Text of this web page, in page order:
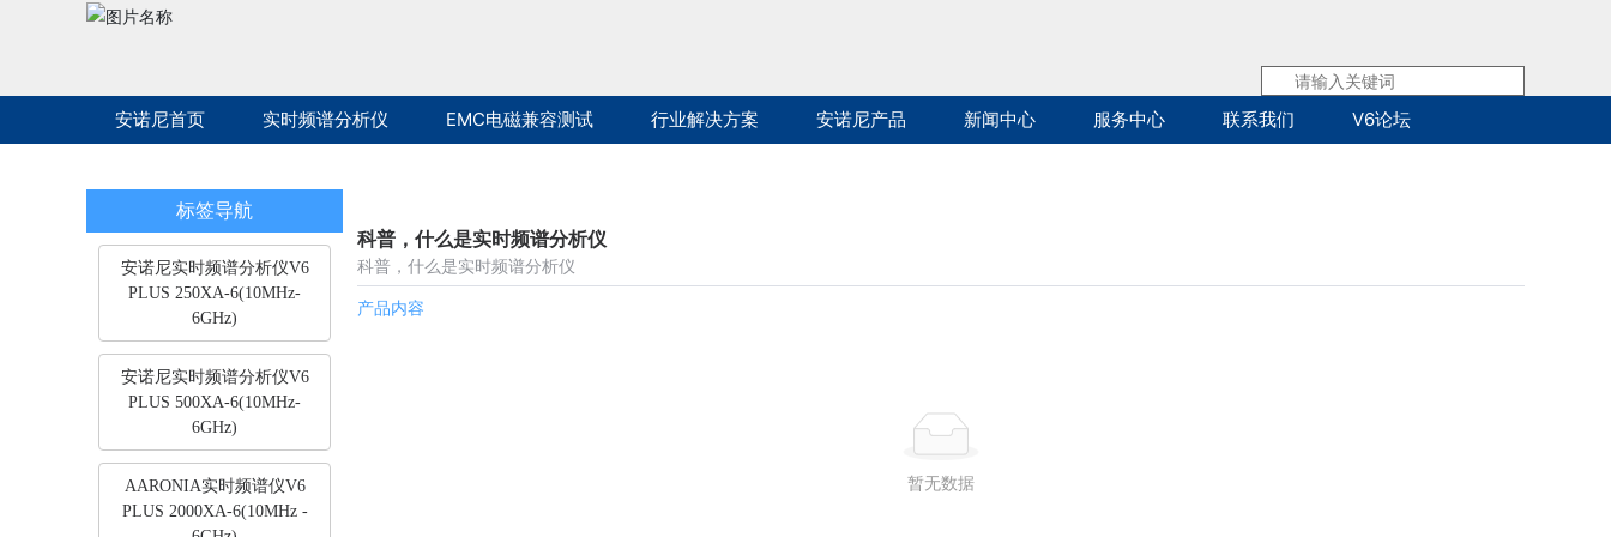
安诺尼首页 实时频谱分析仪 EMC电磁兼容测试 行业解决方案 安诺尼产品 新闻中心 服务中心 联系我们 V6论坛
标签导航
安诺尼实时频谱分析仪V6
PLUS 250XA-6(10MHz-
6GHz)
安诺尼实时频谱分析仪V6
PLUS 500XA-6(10MHz-
6GHz)
AARONIA实时频谱仪V6
PLUS 2000XA-6(10MHz -
科普，什么是实时频谱分析仪
科普，什么是实时频谱分析仪
产品内容
暂无数据